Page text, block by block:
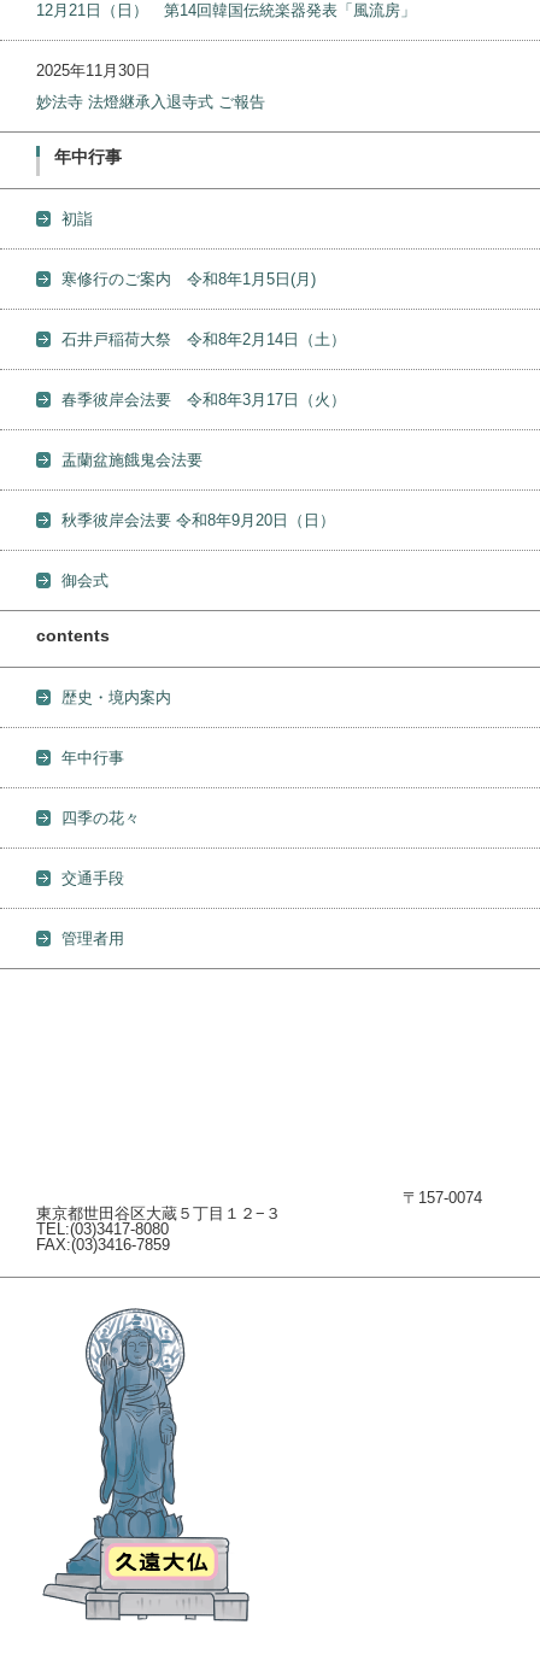
12月21日（日） 第14回韓国伝統楽器発表「風流房」
2025年11月30日
妙法寺 法燈継承入退寺式 ご報告
年中行事
初詣
寒修行のご案内 令和8年1月5日(月)
石井戸稲荷大祭 令和8年2月14日（土）
春季彼岸会法要 令和8年3月17日（火）
盂蘭盆施餓鬼会法要
秋季彼岸会法要 令和8年9月20日（日）
御会式
contents
歴史・境内案内
年中行事
四季の花々
交通手段
管理者用
〒157-0074
東京都世田谷区大蔵５丁目１２−３
TEL:(03)3417-8080
FAX:(03)3416-7859